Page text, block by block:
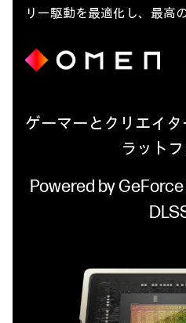
リー駆動を最適化し、最高
ゲーマーとクリエイ
ラット
Powered by